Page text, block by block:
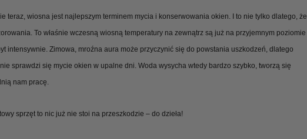
teraz, wiosna jest najlepszym terminem mycia i konserwowania okien. I to nie tylko dlatego, że
To właśnie wczesną wiosną temperatury na zewnątrz są już na przyjemnym poziomie
intensywnie. Zimowa, mroźna aura może przyczynić się do powstania uszkodzeń, dlatego
sprawdzi się mycie okien w upalne dni. Woda wysycha wtedy bardzo szybko, tworzą się
nam pracę.
sprzęt to nic już nie stoi na przeszkodzie – do dzieła!